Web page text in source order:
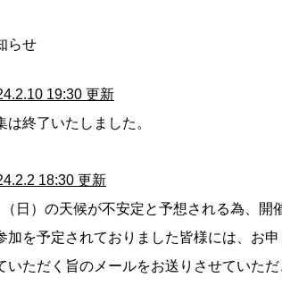
らせ
19:30 更新
は終了いたしました。
18:30 更新
日）の天候が不安定と予想される為、開
加を予定されておりました皆様には、お
いただく旨のメールをお送りさせていただ